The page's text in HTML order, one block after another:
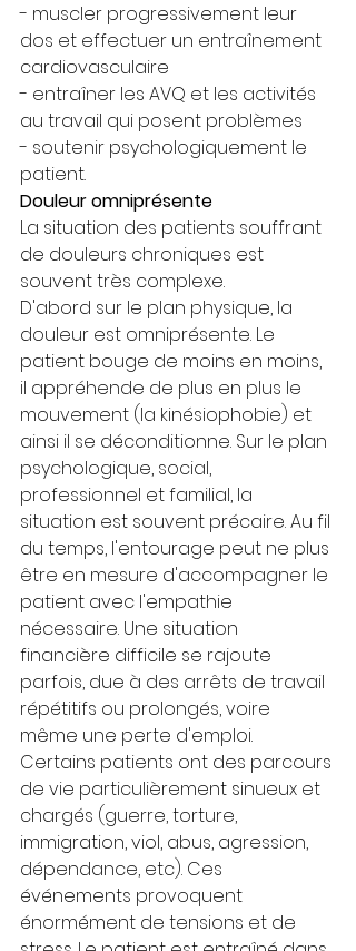
- muscler progressivement leur
dos et effectuer un entraînement
cardiovasculaire
- entraîner les AVQ et les activités
au travail qui posent problèmes
- soutenir psychologiquement le
patient.
Douleur omniprésente
La situation des patients souffrant
de douleurs chroniques est
souvent très complexe.
D'abord sur le plan physique, la
douleur est omniprésente. Le
patient bouge de moins en moins,
il appréhende de plus en plus le
mouvement (la kinésiophobie) et
ainsi il se déconditionne. Sur le plan
psychologique, social,
professionnel et familial, la
situation est souvent précaire. Au fil
du temps, l'entourage peut ne plus
être en mesure d'accompagner le
patient avec l'empathie
nécessaire. Une situation
financière difficile se rajoute
parfois, due à des arrêts de travail
répétitifs ou prolongés, voire
même une perte d'emploi.
Certains patients ont des parcours
de vie particulièrement sinueux et
chargés (guerre, torture,
immigration, viol, abus, agression,
dépendance, etc). Ces
événements provoquent
énormément de tensions et de